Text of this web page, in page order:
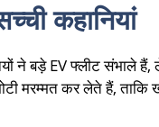
कहानियां
ने बड़े EV फ्लीट संभाले
मरम्मत कर लेते हैं, ताकि